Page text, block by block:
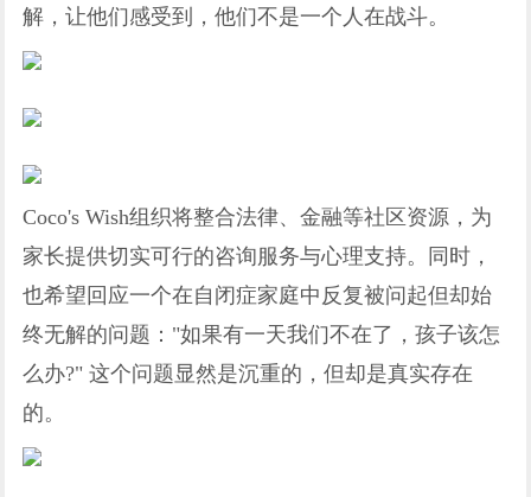
解，让他们感受到，他们不是一个人在战斗。
Coco's Wish组织将整合法律、金融等社区资源，为
家长提供切实可行的咨询服务与心理支持。同时，
也希望回应一个在自闭症家庭中反复被问起但却始
终无解的问题："如果有一天我们不在了，孩子该怎
么办?" 这个问题显然是沉重的，但却是真实存在
的。